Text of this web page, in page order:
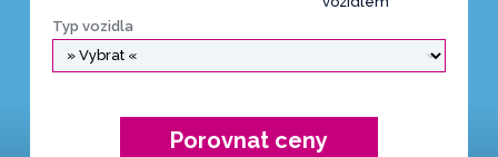
Typ vozidla
Porovnat ceny